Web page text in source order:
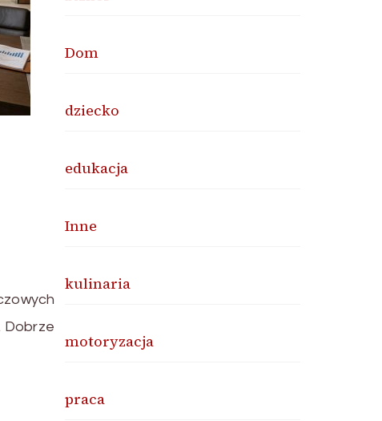
Dobrze
Dom
dziecko
edukacja
Inne
kulinaria
motoryzacja
praca